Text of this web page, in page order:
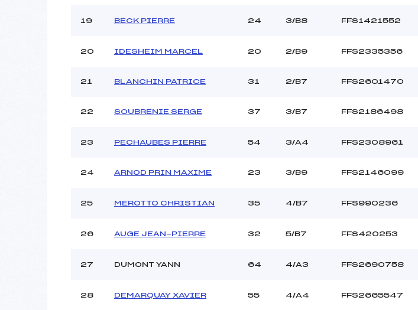
19 BECK PIERRE 24 3/B8 FFS1421552
20 IDESHEIM MARCEL 20 2/B9 FFS2335356
21 BLANCHIN PATRICE 31 2/B7 FFS2601470
22 SOUBRENIE SERGE 37 3/B7 FFS2186498
23 PECHAUBES PIERRE 54 3/A4 FFS2308961
24 ARNOD PRIN MAXIME 23 3/B9 FFS2146099
25 MEROTTO CHRISTIAN 35 4/B7 FFS990236
26 AUGE JEAN-PIERRE 32 5/B7 FFS420253
27 DUMONT YANN 64 4/A3 FFS2690758
28 DEMARQUAY XAVIER 55 4/A4 FFS2665547